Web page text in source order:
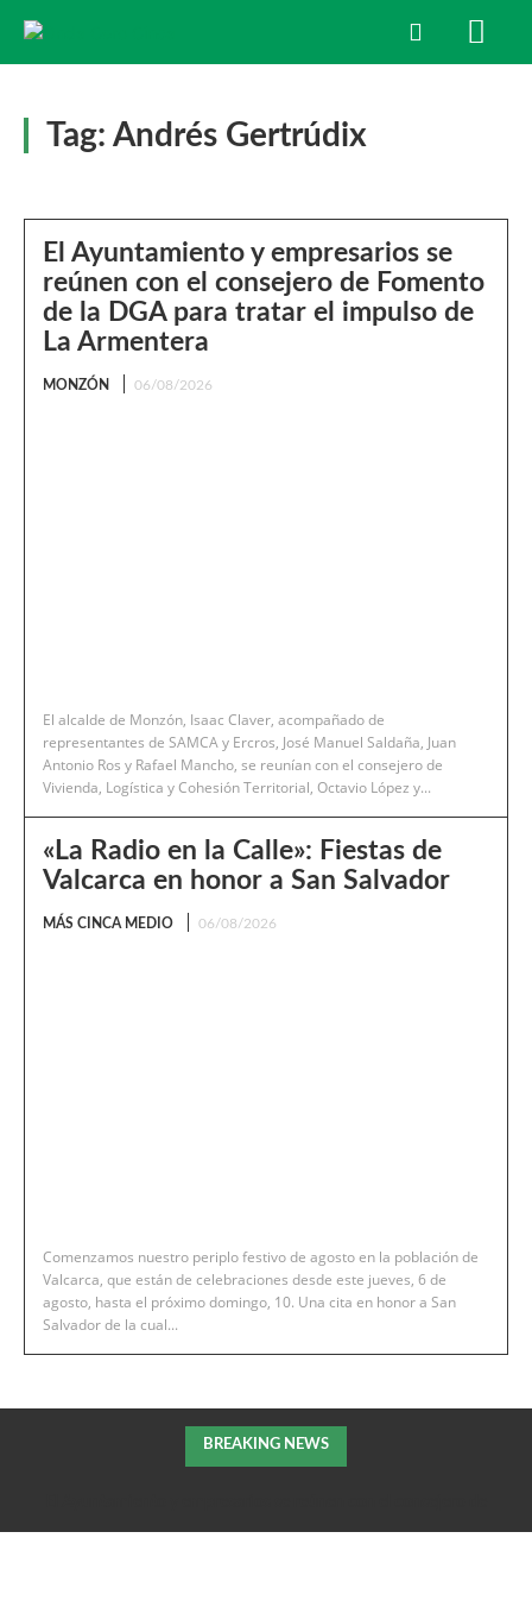
Tag: Andrés Gertrúdix
El Ayuntamiento y empresarios se
reúnen con el consejero de Fomento
de la DGA para tratar el impulso de
La Armentera
MONZÓN 06/08/2026
El alcalde de Monzón, Isaac Claver, acompañado de
representantes de SAMCA y Ercros, José Manuel Saldaña, Juan
Antonio Ros y Rafael Mancho, se reunían con el consejero de
Vivienda, Logística y Cohesión Territorial, Octavio López y...
«La Radio en la Calle»: Fiestas de
Valcarca en honor a San Salvador
MÁS CINCA MEDIO 06/08/2026
Comenzamos nuestro periplo festivo de agosto en la población de
Valcarca, que están de celebraciones desde este jueves, 6 de
agosto, hasta el próximo domingo, 10. Una cita en honor a San
Salvador de la cual...
BREAKING NEWS